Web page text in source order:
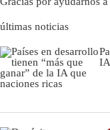
últimas noticias